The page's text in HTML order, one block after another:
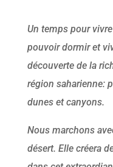
Un temps pour
pouvoir dormir et
découverte de la
région saharienne:
dunes et canyons.
Nous marchons
désert. Elle créera